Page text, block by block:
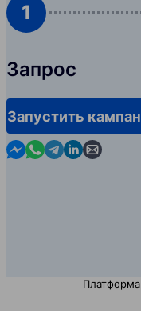
1
Запрос
Запустить
Contact us in
Contact us in
Contact us in
Contact us
Contact